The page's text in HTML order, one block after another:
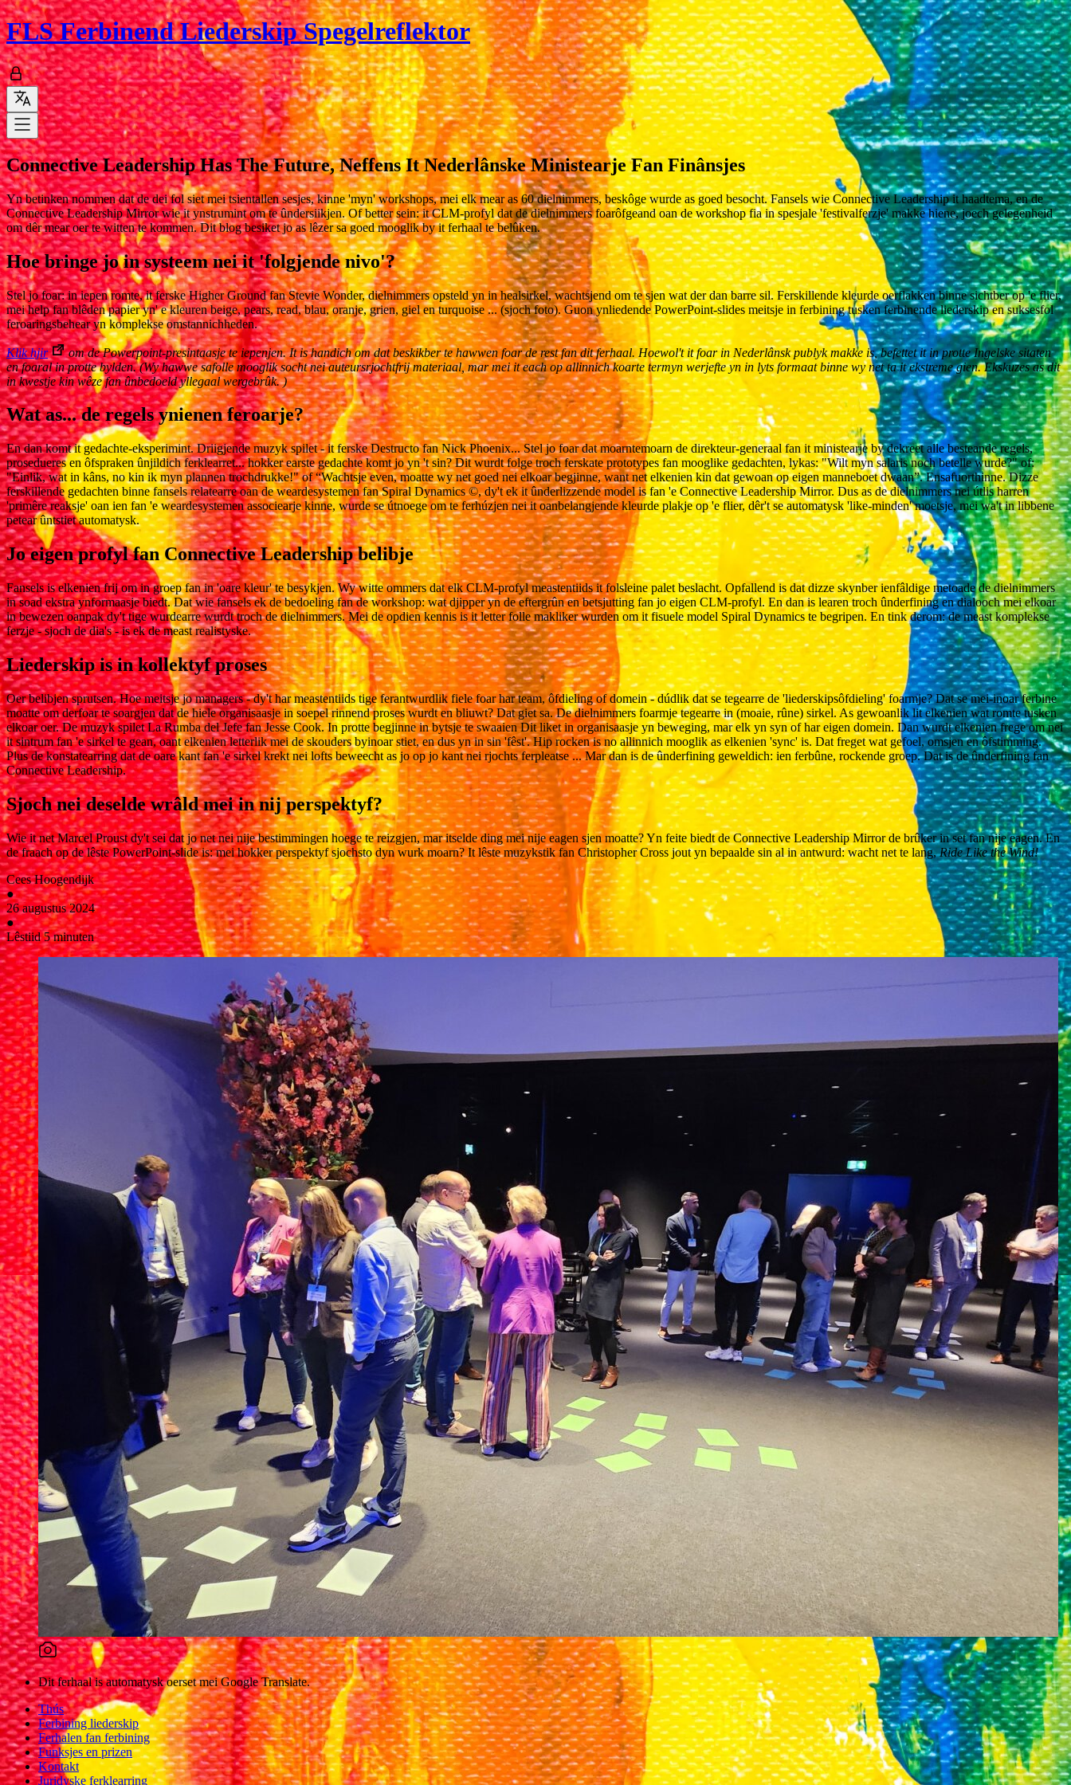
FLSFerbinend Liederskip Spegelreflektor
Connective Leadership Has The Future, Neffens It Nederlânske Ministearje Fan Finânsjes
Yn betinken nommen dat de dei fol siet mei tsientallen sesjes, kinne 'myn' workshops, mei elk mear as 60 dielnimmers, beskôge wurde as goed besocht. Fansels wie Connective Leadership it haadtema, en de
Connective Leadership Mirror wie it ynstrumint om te ûndersiikjen. Of better sein: it CLM-profyl dat de dielnimmers foarôfgeand oan de workshop fia in spesjale 'festivalferzje' makke hiene, joech gelegenheid
om dêr mear oer te witten te kommen. Dit blog besiket jo as lêzer sa goed mooglik by it ferhaal te belûken.
Hoe bringe jo in systeem nei it 'folgjende nivo'?
Stel jo foar: in iepen romte, it ferske Higher Ground fan Stevie Wonder, dielnimmers opsteld yn in healsirkel, wachtsjend om te sjen wat der dan barre sil. Ferskillende kleurde oerflakken binne sichtber op 'e flier,
mei help fan blêden papier yn' e kleuren beige, pears, read, blau, oranje, grien, giel en turquoise ... (sjoch foto). Guon ynliedende PowerPoint-slides meitsje in ferbining tusken ferbinende liederskip en suksesfol
feroaringsbehear yn komplekse omstannichheden.
Klik hjir
om de Powerpoint-presintaasje te iepenjen. It is handich om dat beskikber te hawwen foar de rest fan dit ferhaal. Hoewol't it foar in Nederlânsk publyk makke is, befettet it in protte Ingelske sitaten
en foaral in protte bylden. (Wy hawwe safolle mooglik socht nei auteursrjochtfrij materiaal, mar mei it each op allinnich koarte termyn werjefte yn in lyts formaat binne wy ​​net ta it ekstreme gien. Ekskuzes as dit
in kwestje kin wêze fan ûnbedoeld yllegaal wergebrûk. )
Wat as... de regels ynienen feroarje?
En dan komt it gedachte-eksperimint. Driigjende muzyk spilet - it ferske Destructo fan Nick Phoenix... Stel jo foar dat moarntemoarn de direkteur-generaal fan it ministearje by dekreet alle besteande regels,
prosedueres en ôfspraken ûnjildich ferklearret... hokker earste gedachte komt jo yn 't sin? Dit wurdt folge troch ferskate prototypes fan mooglike gedachten, lykas: "Wilt myn salaris noch betelle wurde?" of:
"Einlik, wat in kâns, no kin ik myn plannen trochdrukke!" of “Wachtsje even, moatte wy net goed nei elkoar begjinne, want net elkenien kin dat gewoan op eigen manneboet dwaan”. Ensafuorthinne. Dizze
ferskillende gedachten binne fansels relatearre oan de weardesystemen fan Spiral Dynamics ©, dy't ek it ûnderlizzende model is fan 'e Connective Leadership Mirror. Dus as de dielnimmers nei útlis harren
'primêre reaksje' oan ien fan 'e weardesystemen associearje kinne, wurde se útnoege om te ferhúzjen nei it oanbelangjende kleurde plakje op 'e flier, dêr't se automatysk 'like-minden' moetsje, mei wa't in libbene
petear ûntstiet automatysk.
Jo eigen profyl fan Connective Leadership belibje
Fansels is elkenien frij om in groep fan in 'oare kleur' ​​te besykjen. Wy witte ommers dat elk CLM-profyl meastentiids it folsleine palet beslacht. Opfallend is dat dizze skynber ienfâldige metoade de dielnimmers
in soad ekstra ynformaasje biedt. Dat wie fansels ek de bedoeling fan de workshop: wat djipper yn de eftergrûn en betsjutting fan jo eigen CLM-profyl. En dan is learen troch ûnderfining en dialooch mei elkoar
in bewezen oanpak dy't tige wurdearre wurdt troch de dielnimmers. Mei de opdien kennis is it letter folle makliker wurden om it fisuele model Spiral Dynamics te begripen. En tink derom: de meast komplekse
ferzje - sjoch de dia's - is ek de meast realistyske.
Liederskip is in kollektyf proses
Oer belibjen sprutsen. Hoe meitsje jo managers - dy't har meastentiids tige ferantwurdlik fiele foar har team, ôfdieling of domein - dúdlik dat se tegearre de 'liederskipsôfdieling' foarmje? Dat se mei-inoar ferbine
moatte om derfoar te soargjen dat de hiele organisaasje in soepel rinnend proses wurdt en bliuwt? Dat giet sa. De dielnimmers foarmje tegearre in (moaie, rûne) sirkel. As gewoanlik lit elkenien wat romte tusken
elkoar oer. De muzyk spilet La Rumba del Jefe fan Jesse Cook. In protte begjinne in bytsje te swaaien Dit liket in organisaasje yn beweging, mar elk yn syn of har eigen domein. Dan wurdt elkenien frege om nei
it sintrum fan 'e sirkel te gean, oant elkenien letterlik mei de skouders byinoar stiet, en dus yn in sin 'fêst'. Hip rocken is no allinnich mooglik as elkenien 'sync' is. Dat freget wat gefoel, omsjen en ôfstimming.
Plus de konstatearring dat de oare kant fan 'e sirkel krekt nei lofts beweecht as jo op jo kant nei rjochts ferpleatse ... Mar dan is de ûnderfining geweldich: ien ferbûne, rockende groep. Dat is de ûnderfining fan
Connective Leadership.
Sjoch nei deselde wrâld mei in nij perspektyf?
Wie it net Marcel Proust dy't sei dat jo net nei nije bestimmingen hoege te reizgjen, mar itselde ding mei nije eagen sjen moatte? Yn feite biedt de Connective Leadership Mirror de brûker in set fan nije eagen. En
de fraach op de lêste PowerPoint-slide is: mei hokker perspektyf sjochsto dyn wurk moarn? It lêste muzykstik fan Christopher Cross jout yn bepaalde sin al in antwurd: wacht net te lang,Ride Like the Wind!
Cees Hoogendijk
●
26 augustus 2024
●
Lêstiid 5 minuten
Dit ferhaal is automatysk oerset mei Google Translate.
Thús
Ferbining liederskip
Ferhalen fan ferbining
Funksjes en prizen
Kontakt
Juridyske ferklearring